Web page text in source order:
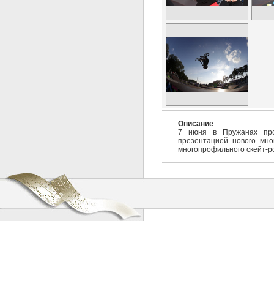
Описание
7 июня в Пружанах
презентацией нового
многопрофильного скейт-